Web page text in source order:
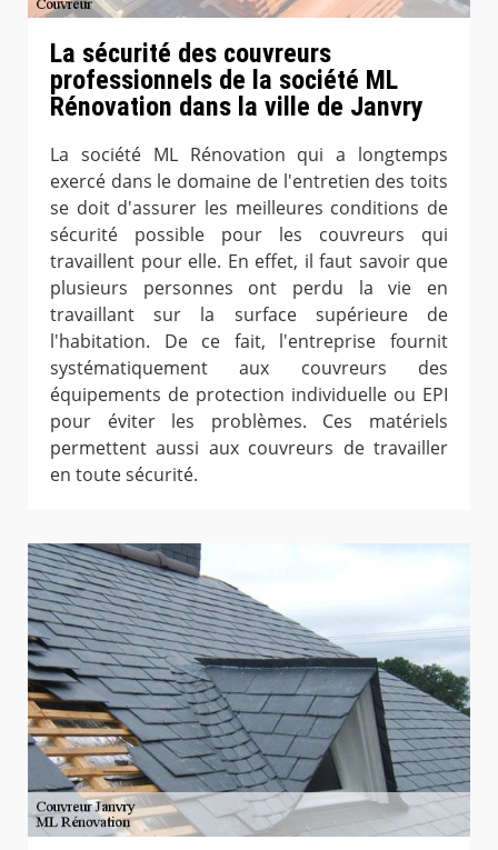
La sécurité des couvreurs
professionnels de la société ML
Rénovation dans la ville de Janvry
La société ML Rénovation qui a longtemps
exercé dans le domaine de l'entretien des toits
se doit d'assurer les meilleures conditions de
sécurité possible pour les couvreurs qui
travaillent pour elle. En effet, il faut savoir que
plusieurs personnes ont perdu la vie en
travaillant sur la surface supérieure de
l'habitation. De ce fait, l'entreprise fournit
systématiquement aux couvreurs des
équipements de protection individuelle ou EPI
pour éviter les problèmes. Ces matériels
permettent aussi aux couvreurs de travailler
en toute sécurité.